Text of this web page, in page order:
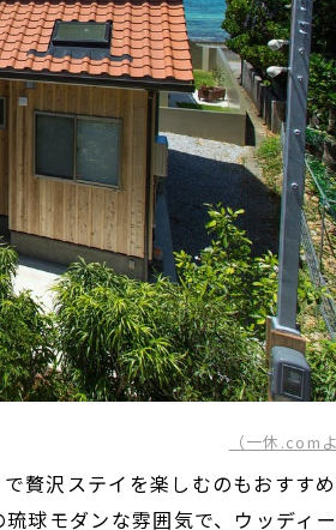
（一休.com
贅沢ステイを楽しむのもおすす
球モダンな雰囲気で、ウッディ